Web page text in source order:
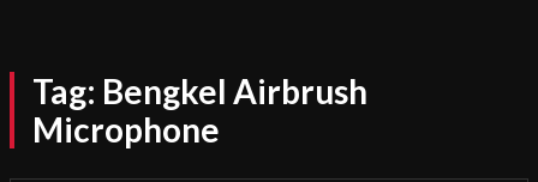
Tag: Bengkel Airbrush
Microphone